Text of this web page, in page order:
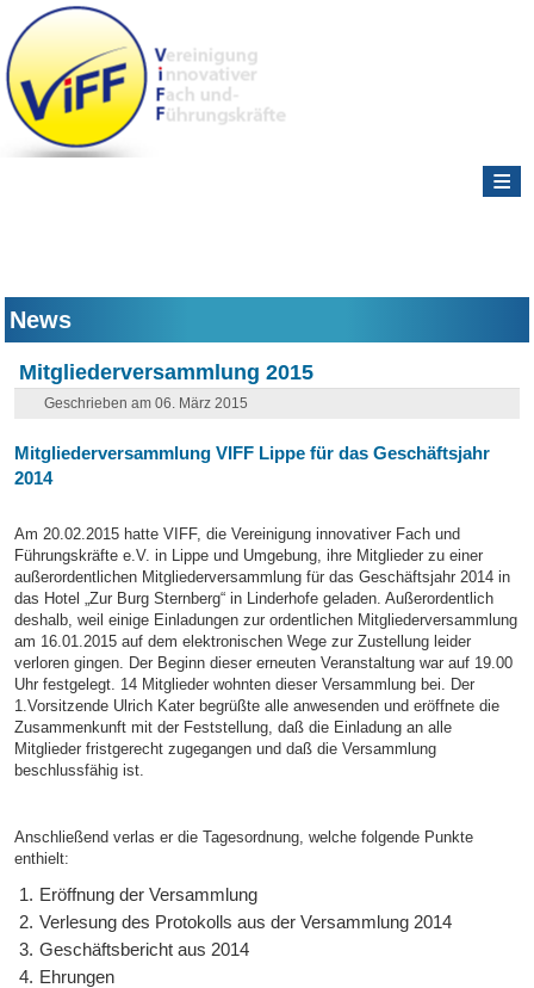
≡
News
Mitgliederversammlung 2015
Geschrieben am 06. März 2015
Mitgliederversammlung VIFF Lippe für das Geschäftsjahr
2014
Am 20.02.2015 hatte VIFF, die Vereinigung innovativer Fach und
Führungskräfte e.V. in Lippe und Umgebung, ihre Mitglieder zu einer
außerordentlichen Mitgliederversammlung für das Geschäftsjahr 2014 in
das Hotel „Zur Burg Sternberg“ in Linderhofe geladen. Außerordentlich
deshalb, weil einige Einladungen zur ordentlichen Mitgliederversammlung
am 16.01.2015 auf dem elektronischen Wege zur Zustellung leider
verloren gingen. Der Beginn dieser erneuten Veranstaltung war auf 19.00
Uhr festgelegt. 14 Mitglieder wohnten dieser Versammlung bei. Der
1.Vorsitzende Ulrich Kater begrüßte alle anwesenden und eröffnete die
Zusammenkunft mit der Feststellung, daß die Einladung an alle
Mitglieder fristgerecht zugegangen und daß die Versammlung
beschlussfähig ist.
Anschließend verlas er die Tagesordnung, welche folgende Punkte
enthielt:
Eröffnung der Versammlung
Verlesung des Protokolls aus der Versammlung 2014
Geschäftsbericht aus 2014
Ehrungen